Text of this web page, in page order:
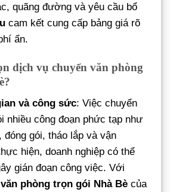
quãng đường và yêu cầu bổ
cam kết cung cấp bảng giá rõ
ẩn.
dịch vụ chuyển văn phòng
và công sức: Việc chuyển
nhiều công đoạn phức tạp như
đóng gói, tháo lắp và vận
hiện, doanh nghiệp có thể
gián đoạn công việc. Với
phòng trọn gói Nhà Bè của